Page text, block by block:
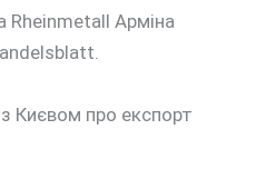
Rheinmetall Арміна
Києвом про експорт